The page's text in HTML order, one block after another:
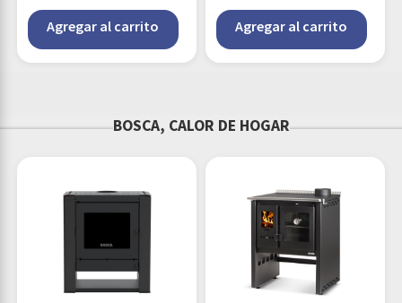
Agregar al carrito Agregar al carrito
BOSCA, CALOR DE HOGAR